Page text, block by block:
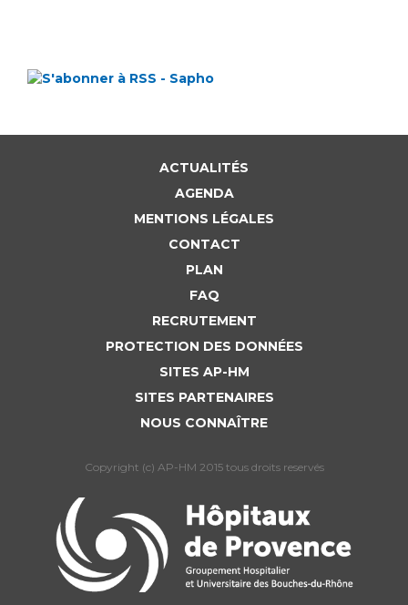
ACTUALITÉS
AGENDA
MENTIONS LÉGALES
CONTACT
PLAN
FAQ
RECRUTEMENT
PROTECTION DES DONNÉES
SITES AP-HM
SITES PARTENAIRES
NOUS CONNAÎTRE
Copyright (c) AP-HM 2015 tous droits reservés